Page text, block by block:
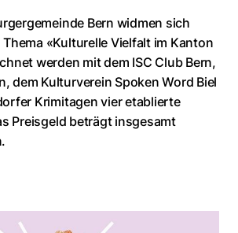
Bern widmen sich
«Kulturelle Vielfalt im Kanton
werden mit dem ISC Club Bern,
dem Kulturverein Spoken Word Biel
Krimitagen vier etablierte
Preisgeld beträgt insgesamt